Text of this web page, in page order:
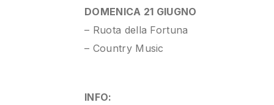
DOMENICA 21 GIUGNO
– Ruota della Fortuna
– Country Music
INFO: